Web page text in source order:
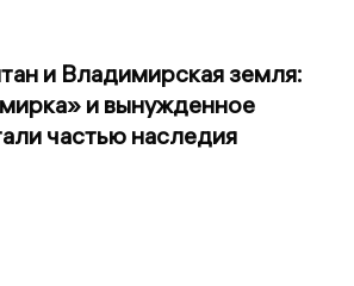
и Владимирская земля:
и вынужденное
частью наследия